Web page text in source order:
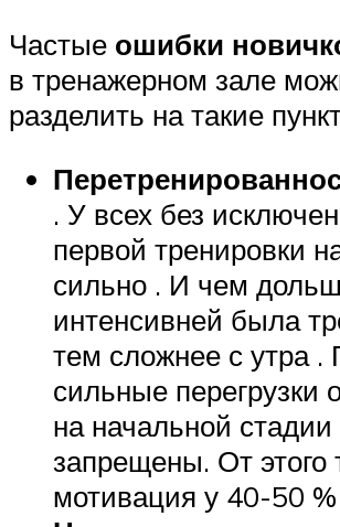
Частые ошибки
в тренажерном зале
разделить на такие
. У всех без
первой тренировки
сильно . И чем
интенсивней была
тем сложнее с утра .
сильные перегрузки
на начальной стадии
запрещены. От этого
мотивация у 40-50